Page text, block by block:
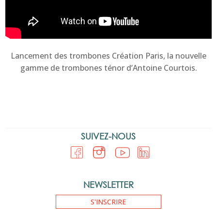
Lancement des trombones Création Paris, la nouvelle
gamme de trombones ténor d’Antoine Courtois.
NEWSLETTER
S'INSCRIRE
SUIVEZ-NOUS